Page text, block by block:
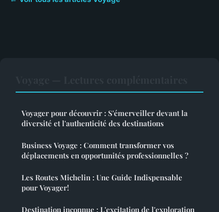
Voyager pour découvrir : S'émerveiller devant la
diversité et l'authenticité des destinations
Business Voyage : Comment transformer vos
déplacements en opportunités professionnelles ?
Les Routes Michelin : Une Guide Indispensable
pour Voyager!
Destination inconnue : L'excitation de l'exploration